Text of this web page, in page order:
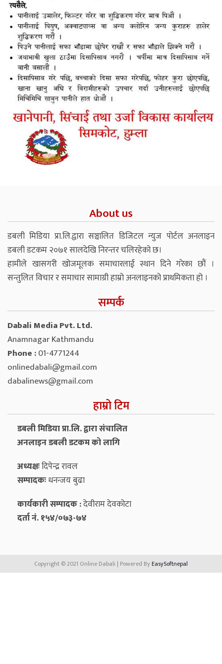
About us
डबली मिडिया प्रा.लि.द्वारा सञ्चालित डिजिटल न्युज पोर्टल अनलाइन
डबली डटकम २०७१ सालदेखि निरन्तर चलिरहेको छ।
हामीले खासगरी खोजमूलक समाचारलाई स्थान दिने गरेका छौं ।
सन्तुलित विचार र समाचार सामाग्री हाम्रो अनलाइनको प्राथमिकता हो ।
सम्पर्क
Dabali Media Pvt. Ltd.
Anamnagar Kathmandu
Phone :01-4771244
onlinedabali@gmail.com
dabalinews@gmail.com
हाम्रो टिम
डबली मिडिया प्रा.लि. द्वारा संचालित
अनलाइन डबली डटकम को लागि
अध्यक्षःदिपेन्द्र रावल
सम्पादकःधनन्‍जय बुढा
कार्यकारी सम्पादक :देवीराम देवकोटा
दर्ता नं. १५४/०७३-७४
Copyright © 2021 Online Dabali | Powered ByEasySoftnepal